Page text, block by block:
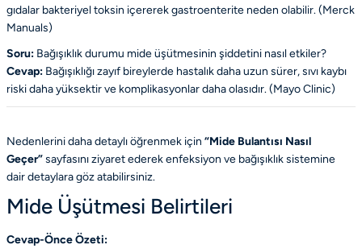
gıdalar bakteriyel toksin içererek gastroenterite neden olabilir. (Merck
Manuals)
Soru: Bağışıklık durumu mide üşütmesinin şiddetini nasıl etkiler?
Cevap: Bağışıklığı zayıf bireylerde hastalık daha uzun sürer, sıvı kaybı
riski daha yüksektir ve komplikasyonlar daha olasıdır. (Mayo Clinic)
Nedenlerini daha detaylı öğrenmek için “Mide Bulantısı Nasıl
Geçer”sayfasını ziyaret ederek enfeksiyon ve bağışıklık sistemine
dair detaylara göz atabilirsiniz.
Mide Üşütmesi Belirtileri
Cevap-Önce Özeti: